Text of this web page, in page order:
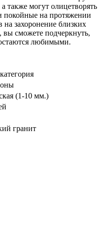
также могут олицетворять
покойные на протяжении
на захоронение близких
сможете подчеркнуть,
любимыми.
(1-10 мм.)
гранит